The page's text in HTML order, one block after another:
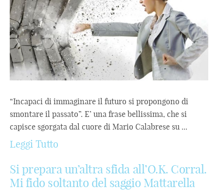
“Incapaci di immaginare il futuro si propongono di
smontare il passato”. E’ una frase bellissima, che si
capisce sgorgata dal cuore di Mario Calabrese su ...
Leggi Tutto
Si prepara un’altra sfida all’O.K. Corral.
Mi fido soltanto del saggio Mattarella